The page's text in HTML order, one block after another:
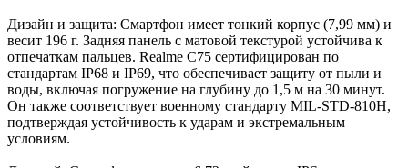
Дизайн и защита: Смартфон имеет тонкий корпус (7,99 мм) и
весит 196 г. Задняя панель с матовой текстурой устойчива к
отпечаткам пальцев. Realme C75 сертифицирован по
стандартам IP68 и IP69, что обеспечивает защиту от пыли и
воды, включая погружение на глубину до 1,5 м на 30 минут.
Он также соответствует военному стандарту MIL-STD-810H,
подтверждая устойчивость к ударам и экстремальным
условиям.